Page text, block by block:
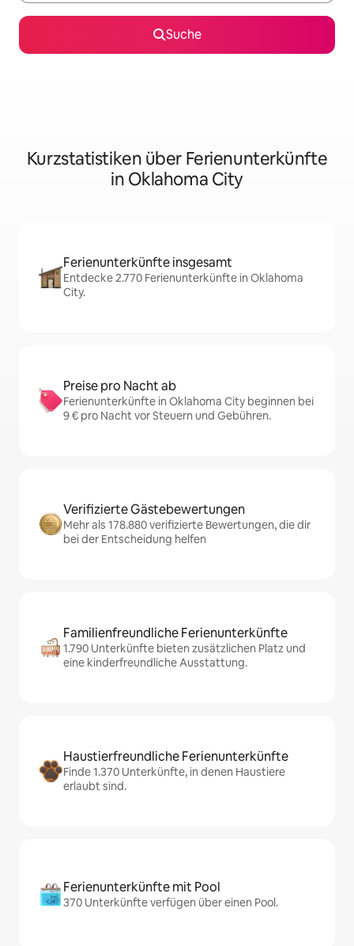
Suche
Kurzstatistiken über Ferienunterkünfte
in Oklahoma City
Ferienunterkünfte insgesamt
Entdecke 2.770 Ferienunterkünfte in Oklahoma
City.
Preise pro Nacht ab
Ferienunterkünfte in Oklahoma City beginnen bei
9 € pro Nacht vor Steuern und Gebühren.
Verifizierte Gästebewertungen
Mehr als 178.880 verifizierte Bewertungen, die dir
bei der Entscheidung helfen
Familienfreundliche Ferienunterkünfte
1.790 Unterkünfte bieten zusätzlichen Platz und
eine kinderfreundliche Ausstattung.
Haustierfreundliche Ferienunterkünfte
Finde 1.370 Unterkünfte, in denen Haustiere
erlaubt sind.
Ferienunterkünfte mit Pool
370 Unterkünfte verfügen über einen Pool.